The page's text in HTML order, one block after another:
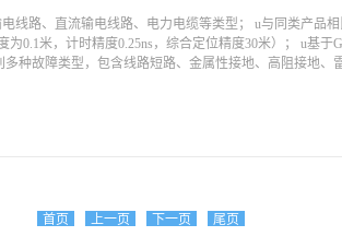
线路、直流输电线路、电力电缆等类型； u与同类产品
0.1米，计时精度0.25ns，综合定位精度30米）； u基于
种故障类型，包含线路短路、金属性接地、高阻接地、
首页 上一页 下一页 尾页